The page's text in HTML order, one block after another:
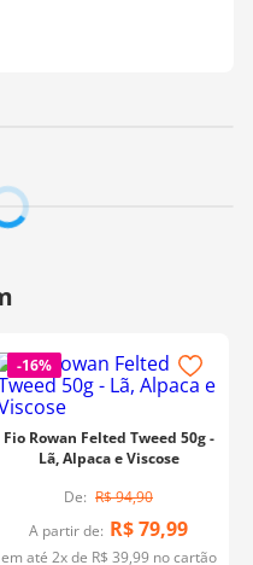
-16%
Fio Rowan Felted Tweed 50g -
Lã, Alpaca e Viscose
R$94,90
A partir de: R$79,99
em até 2x de R$ 39,99 no cartão